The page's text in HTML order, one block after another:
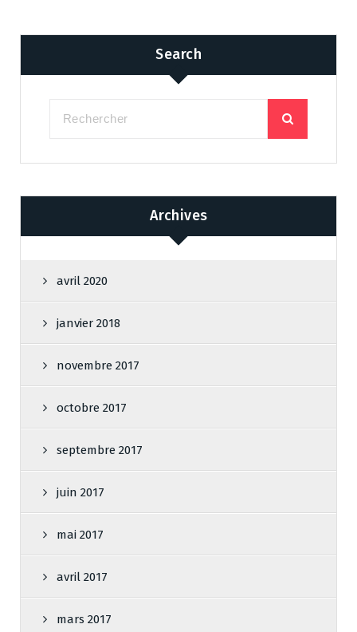
Search
Archives
avril 2020
janvier 2018
novembre 2017
octobre 2017
septembre 2017
juin 2017
mai 2017
avril 2017
mars 2017